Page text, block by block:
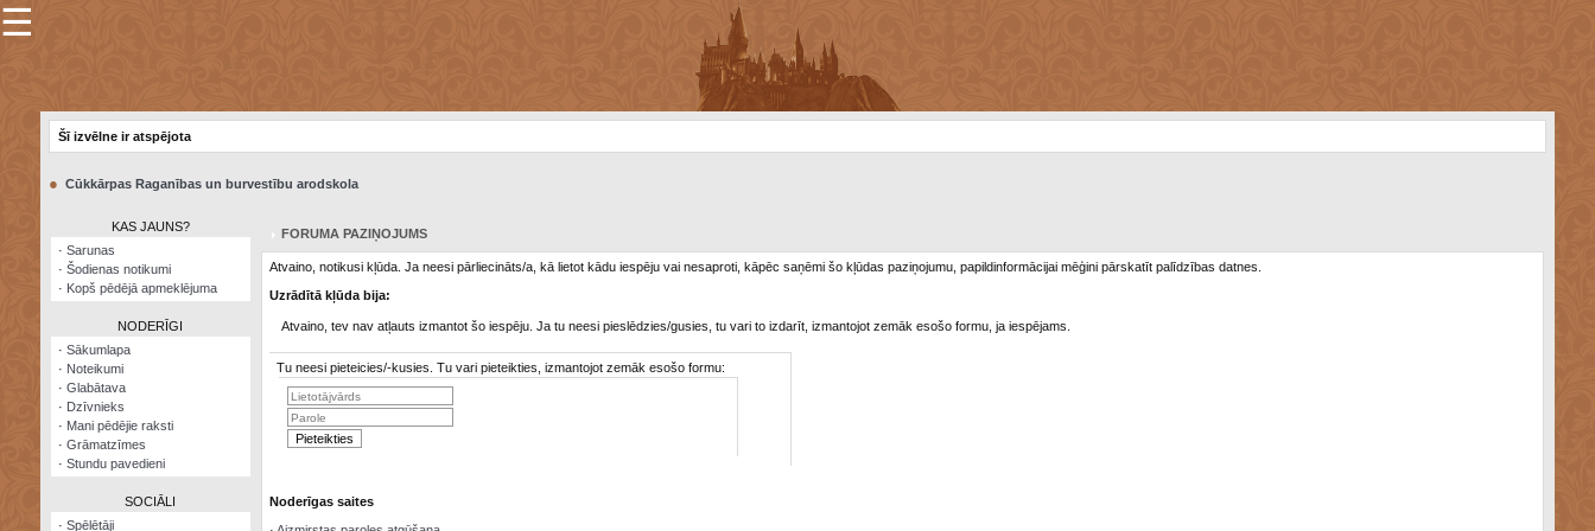
×
Šodienas
Visatcera
almanahs
☰
Šī izvēlne ir atspējota
● Cūkkārpas Raganības un burvestību arodskola
KAS JAUNS?
· Sarunas
· Šodienas notikumi
· Kopš pēdējā apmeklējuma
NODERĪGI
· Sākumlapa
· Noteikumi
· Glabātava
· Dzīvnieks
· Mani pēdējie raksti
· Grāmatzīmes
· Stundu pavedieni
SOCIĀLI
· Spēlētāji
FORUMA PAZIŅOJUMS
Atvaino, notikusi kļūda. Ja neesi pārliecināts/a, kā lietot kādu iespēju vai nesaproti, kāpēc saņēmi šo kļūdas paziņojumu, papildinformācijai mēģini pārskatīt palīdzības datnes.
Uzrādītā kļūda bija:
Atvaino, tev nav atļauts izmantot šo iespēju. Ja tu neesi pieslēdzies/gusies, tu vari to izdarīt, izmantojot zemāk esošo formu, ja iespējams.
Tu neesi pieteicies/-kusies. Tu vari pieteikties, izmantojot zemāk esošo formu:
Noderīgas saites